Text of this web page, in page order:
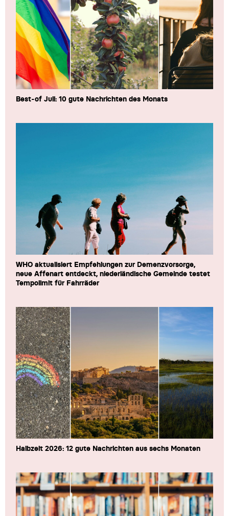
Best-of Juli: 10 gute Nachrichten des Monats
WHO aktualisiert Empfehlungen zur Demenzvorsorge,
neue Affenart entdeckt, niederländische Gemeinde testet
Tempolimit für Fahrräder
Halbzeit 2026: 12 gute Nachrichten aus sechs Monaten